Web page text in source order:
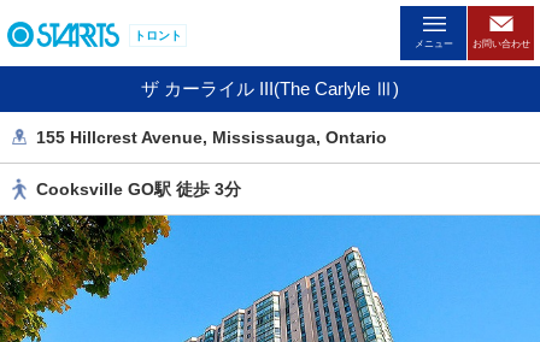
ー
ジ
移
す
る
た
め
の
リ
トロント
メニュー お問い合わせ
ザ カーライル III(The Carlyle Ⅲ)
155 Hillcrest Avenue, Mississauga, Ontario
Cooksville GO駅 徒歩 3分